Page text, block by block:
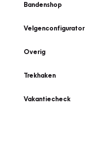
Bandenshop
Velgenconfigurator
Overig
Trekhaken
Vakantiecheck